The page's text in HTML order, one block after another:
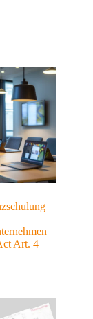
Art. 4